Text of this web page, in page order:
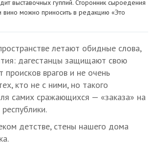
выставочных гуппий. Сторонник сыроедения
вино можно приносить в редакцию «Это
летают обидные слова,
дагестанцы защищают свою
происков врагов и не очень
кто не с ними, но такого
самих сражающихся — «заказа» на
детстве, стены нашего дома